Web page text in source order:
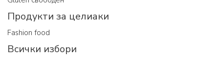
Продукти за целиаки
Fashion food
Всички избори